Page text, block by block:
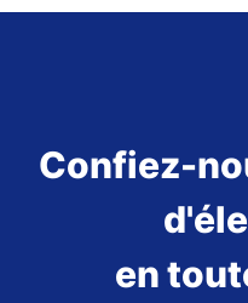
Confiez-
en